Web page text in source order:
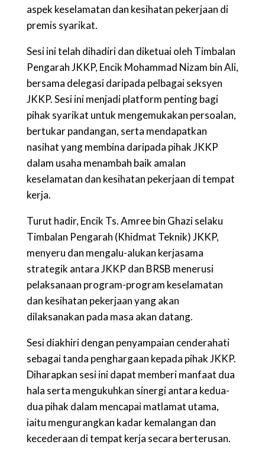
aspek keselamatan dan kesihatan pekerjaan di
premis syarikat.
Sesi ini telah dihadiri dan diketuai oleh Timbalan
Pengarah JKKP, Encik Mohammad Nizam bin Ali,
bersama delegasi daripada pelbagai seksyen
JKKP. Sesi ini menjadi platform penting bagi
pihak syarikat untuk mengemukakan persoalan,
bertukar pandangan, serta mendapatkan
nasihat yang membina daripada pihak JKKP
dalam usaha menambah baik amalan
keselamatan dan kesihatan pekerjaan di tempat
kerja.
Turut hadir, Encik Ts. Amree bin Ghazi selaku
Timbalan Pengarah (Khidmat Teknik) JKKP,
menyeru dan mengalu-alukan kerjasama
strategik antara JKKP dan BRSB menerusi
pelaksanaan program-program keselamatan
dan kesihatan pekerjaan yang akan
dilaksanakan pada masa akan datang.
Sesi diakhiri dengan penyampaian cenderahati
sebagai tanda penghargaan kepada pihak JKKP.
Diharapkan sesi ini dapat memberi manfaat dua
hala serta mengukuhkan sinergi antara kedua-
dua pihak dalam mencapai matlamat utama,
iaitu mengurangkan kadar kemalangan dan
kecederaan di tempat kerja secara berterusan.